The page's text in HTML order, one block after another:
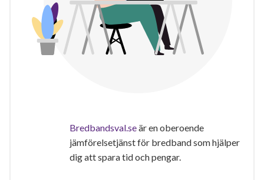
Bredbandsval.seär en oberoende
jämförelsetjänst för bredband som hjälper
dig att spara tid och pengar.